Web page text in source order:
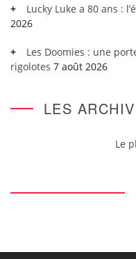
Lucky Luke a 80 ans :
2026
Les Doomies : une
rigolotes 7 août 2026
LES
Le